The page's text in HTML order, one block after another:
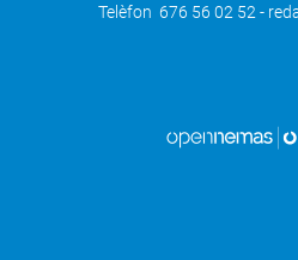
Telèfon 676 56 02 52 -